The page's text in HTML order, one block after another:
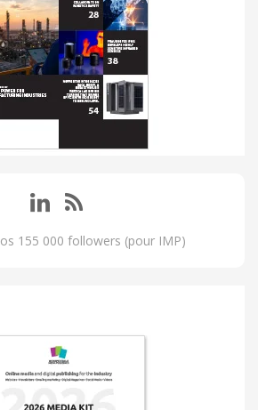
155 000 followers (pour IMP)